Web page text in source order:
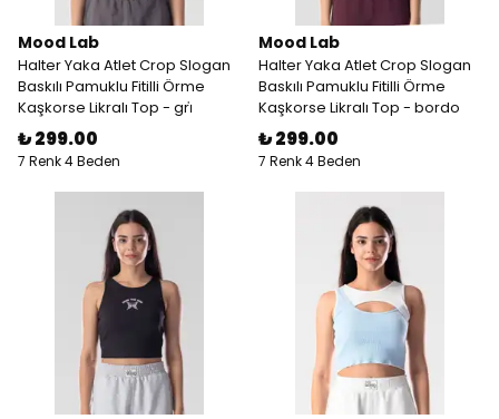
Mood Lab
Halter Yaka Atlet Crop Slogan
Baskılı Pamuklu Fitilli Örme
Kaşkorse Likralı Top - gri̇
₺ 299.00
7 Renk 4 Beden
Mood Lab
Halter Yaka Atlet Crop Slogan
Baskılı Pamuklu Fitilli Örme
Kaşkorse Likralı Top - bordo
₺ 299.00
7 Renk 4 Beden